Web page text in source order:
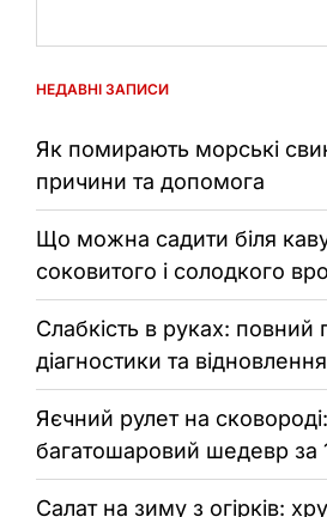
НЕДАВНІ ЗАПИСИ
Як помирають морські
причини та допомога
Що можна садити біля
соковитого і солодкого
Слабкість в руках: повний
діагностики та
Яєчний рулет на
багатошаровий шедевр за
Салат на зиму з огірків: